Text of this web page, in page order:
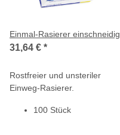
Einmal-Rasierer einschneidig
31,64 € *
Rostfreier und unsteriler
Einweg-Rasierer.
100 Stück